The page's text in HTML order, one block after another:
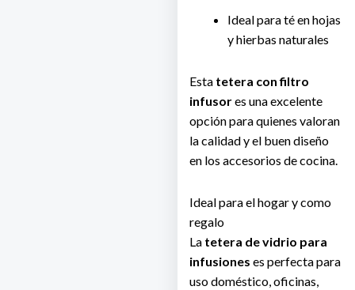
Ideal para té en hojas
y hierbas naturales
Esta tetera con filtro
infusores una excelente
opción para quienes valoran
la calidad y el buen diseño
en los accesorios de cocina.
Ideal para el hogar y como
regalo
La tetera de vidrio para
infusiones es perfecta para
uso doméstico, oficinas,